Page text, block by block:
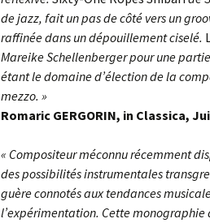
de jazz, fait un pas de côté vers un
raffinée dans un dépouillement ciselé.
Mareike Schellenberger pour une
étant le domaine d’élection de la
mezzo. »
Romaric GERGORIN, in Classica,
« Compositeur méconnu récemment
des possibilités instrumentales
guère connotés aux tendances
l’expérimentation. Cette monographie